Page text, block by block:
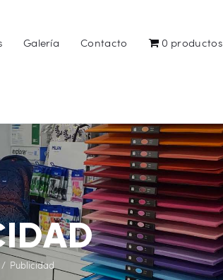
Galería Contacto 0 productos
Publicidad
€